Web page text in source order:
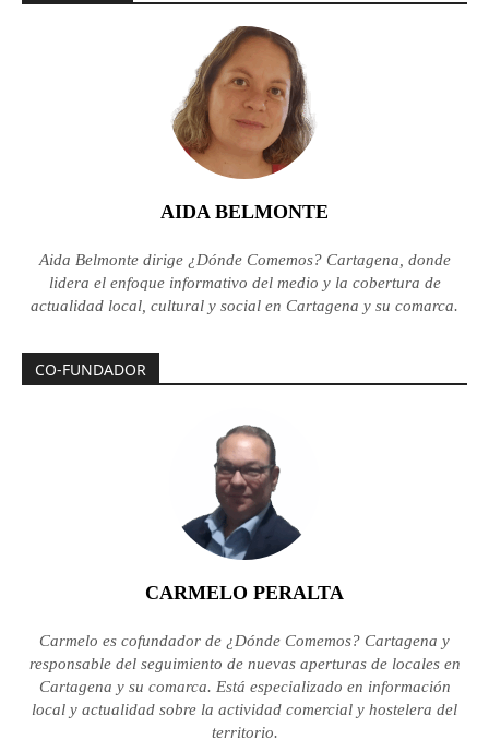
AIDA BELMONTE
Aida Belmonte dirige ¿Dónde Comemos? Cartagena, donde
lidera el enfoque informativo del medio y la cobertura de
actualidad local, cultural y social en Cartagena y su comarca.
CO-FUNDADOR
CARMELO PERALTA
Carmelo es cofundador de ¿Dónde Comemos? Cartagena y
responsable del seguimiento de nuevas aperturas de locales en
Cartagena y su comarca. Está especializado en información
local y actualidad sobre la actividad comercial y hostelera del
territorio.